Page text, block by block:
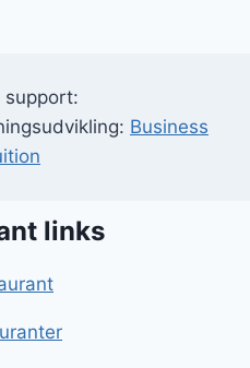
support:
Business
links